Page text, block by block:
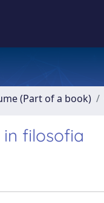
(Part of a book)
filosofia